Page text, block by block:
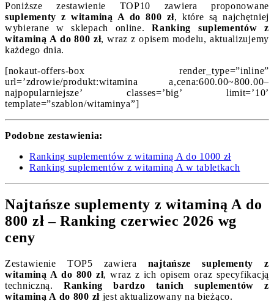
Poniższe zestawienie TOP10 zawiera proponowane
suplementy z witaminą A do 800 zł, które są najchętniej
wybierane w sklepach online.Ranking suplementów z
witaminą A do 800 zł, wraz z opisem modelu, aktualizujemy
każdego dnia.
[nokaut-offers-box render_type=”inline”
url=’zdrowie/produkt:witamina a,cena:600.00~800.00–
najpopularniejsze’ classes=’big’ limit=’10’
template=”szablon/witaminya”]
Podobne zestawienia:
Ranking suplementów z witaminą A do 1000 zł
Ranking suplementów z witaminą A w tabletkach
Najtańsze suplementy z witaminą A do
800 zł – Ranking czerwiec 2026 wg
ceny
Zestawienie TOP5 zawiera najtańsze suplementy z
witaminą A do 800 zł, wraz z ich opisem oraz specyfikacją
techniczną.Ranking bardzo tanich suplementów z
witaminą A do 800 zł jest aktualizowany na bieżąco.